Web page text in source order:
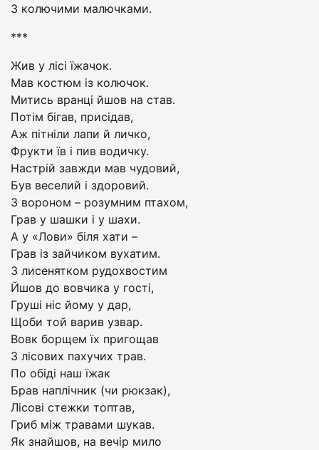
З колючими малючками.
***
Жив у лісі їжачок.
Мав костюм із колючок.
Митись вранці йшов на став.
Потім бігав, присідав,
Аж пітніли лапи й личко,
Фрукти їв і пив водичку.
Настрій завжди мав чудовий,
Був веселий і здоровий.
З вороном – розумним птахом,
Грав у шашки і у шахи.
А у «Лови» біля хати –
Грав із зайчиком вухатим.
З лисенятком рудохвостим
Йшов до вовчика у гості,
Груші ніс йому у дар,
Щоби той варив узвар.
Вовк борщем їх пригощав
З лісових пахучих трав.
По обіді наш їжак
Брав наплічник (чи рюкзак),
Лісові стежки топтав,
Гриб між травами шукав.
Як знайшов, на вечір мило